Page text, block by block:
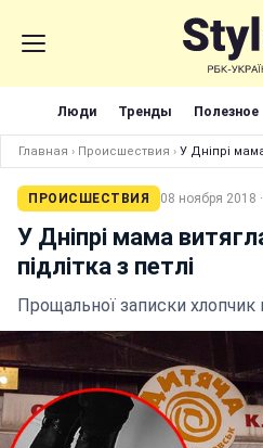
Люди Тренды Полезное
Главная › Происшествия › У Дніпрі
ПРОИСШЕСТВИЯ 08 ноября 2018
У Дніпрі мама
підлітка з петлі
Прощальної записки